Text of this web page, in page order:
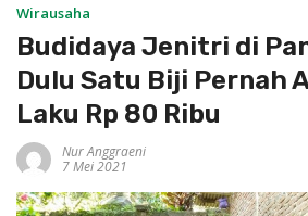
Wirausaha
Budidaya Jenitri di
Dulu Satu Biji Pernah
Laku Rp 80 Ribu
Nur Anggraeni
7 Mei 2021